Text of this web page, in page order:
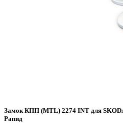
Замок КПП (MTL) 2274 INT для
Рапид